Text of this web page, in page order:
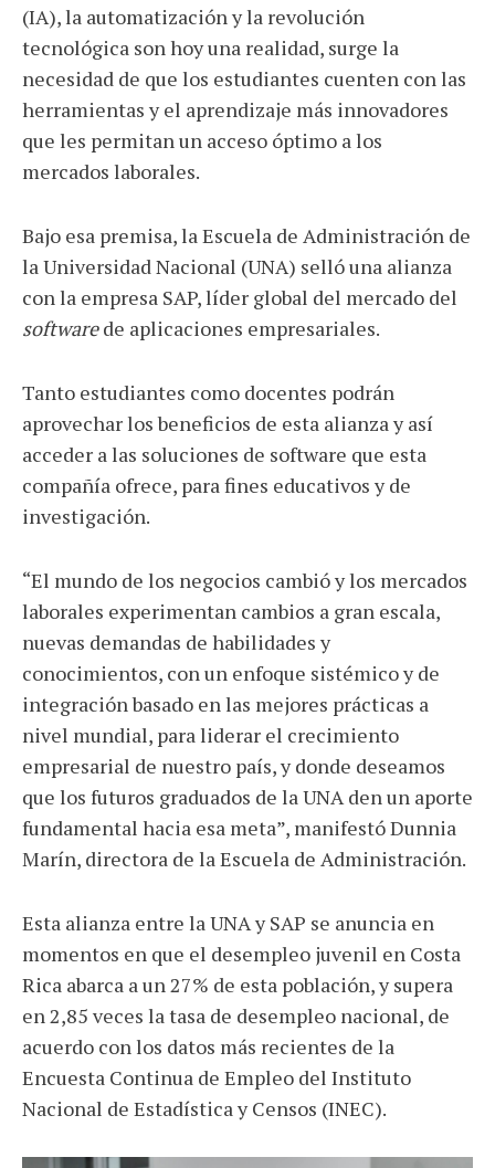
(IA), la automatización y la revolución
tecnológica son hoy una realidad, surge la
necesidad de que los estudiantes cuenten con las
herramientas y el aprendizaje más innovadores
que les permitan un acceso óptimo a los
mercados laborales.
Bajo esa premisa, la Escuela de Administración de
la Universidad Nacional (UNA) selló una alianza
con la empresa SAP, líder global del mercado del
softwarede aplicaciones empresariales.
Tanto estudiantes como docentes podrán
aprovechar los beneficios de esta alianza y así
acceder a las soluciones de software que esta
compañía ofrece, para fines educativos y de
investigación.
“El mundo de los negocios cambió y los mercados
laborales experimentan cambios a gran escala,
nuevas demandas de habilidades y
conocimientos, con un enfoque sistémico y de
integración basado en las mejores prácticas a
nivel mundial, para liderar el crecimiento
empresarial de nuestro país, y donde deseamos
que los futuros graduados de la UNA den un aporte
fundamental hacia esa meta”, manifestó Dunnia
Marín, directora de la Escuela de Administración.
Esta alianza entre la UNA y SAP se anuncia en
momentos en que el desempleo juvenil en Costa
Rica abarca a un 27% de esta población, y supera
en 2,85 veces la tasa de desempleo nacional, de
acuerdo con los datos más recientes de la
Encuesta Continua de Empleo del Instituto
Nacional de Estadística y Censos (INEC).